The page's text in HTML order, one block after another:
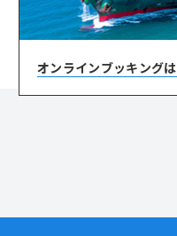
オンラインブッキングは